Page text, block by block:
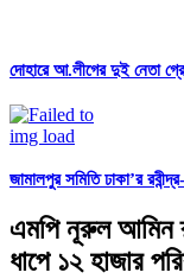
দোহারে আ.লীগের দুই নেতা
জামালপুর সমিতি ঢাকা’র
এমপি নূরুল আমিন
ধাপে ১২ হাজার